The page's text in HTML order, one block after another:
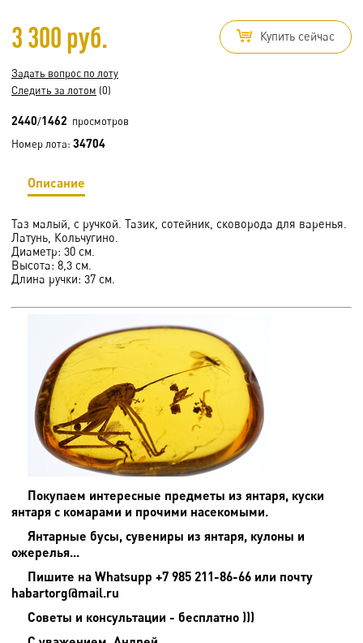
3 300 руб. Купить сейчас
Задать вопрос по лоту
Следить за лотом (0)
2440/1462 просмотров
Номер лота: 34704
Описание
Таз малый, с ручкой. Тазик, сотейник, сковорода для варенья.
Латунь, Кольчугино.
Диаметр: 30 см.
Высота: 8,3 см.
Длина ручки: 37 см.
Покупаем интересные предметы из янтаря, куски
янтаря с комарами и прочими насекомыми.
Янтарные бусы, сувениры из янтаря, кулоны и
ожерелья...
Пишите на Whatsupp +7 985 211-86-66 или почту
habartorg@mail.ru
Советы и консультации - бесплатно )))